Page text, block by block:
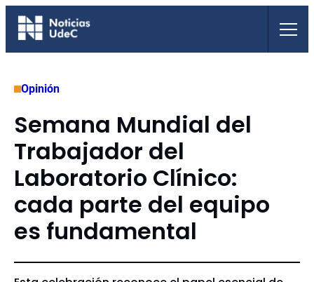
Saltar
Opinión
Semana Mundial del
Trabajador del
Laboratorio Clínico:
cada parte del equipo
es fundamental